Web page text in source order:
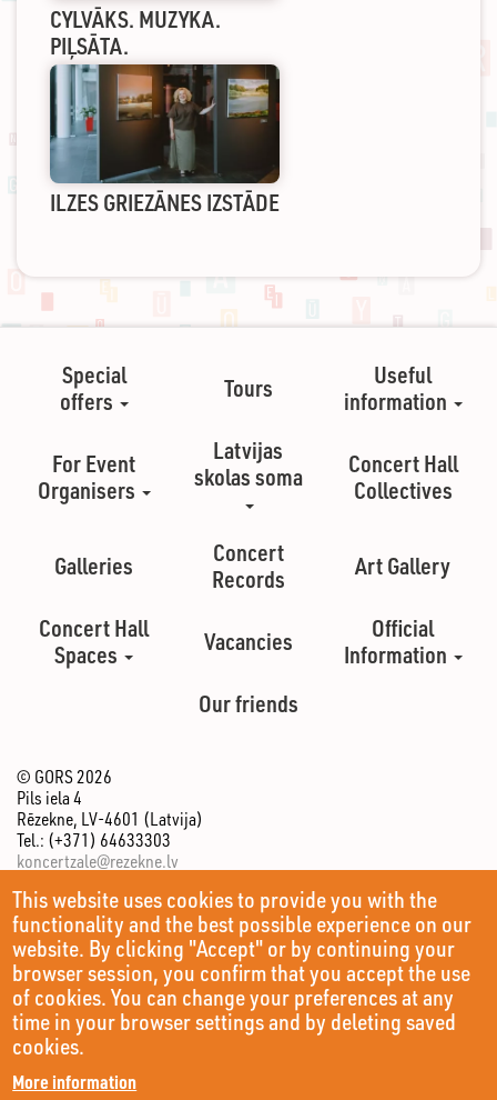
This website uses cookies to provide you with the
functionality and the best possible experience on our
website. By clicking "Accept" or by continuing your
browser session, you confirm that you accept the use
of cookies. You can change your preferences at any
time in your browser settings and by deleting saved
cookies.
More information
CYLVĀKS. MUZYKA.
PIĻSĀTA.
ILZES GRIEZĀNES IZSTĀDE
Special
offers
Tours
Useful
information
For Event
Organisers
Latvijas
skolas soma
Concert Hall
Collectives
Galleries
Concert
Records
Art Gallery
Concert Hall
Spaces
Vacancies
Official
Information
Our friends
© GORS 2026
Pils iela 4
Rēzekne, LV-4601 (Latvija)
Tel.: (+371) 64633303
koncertzale@rezekne.lv